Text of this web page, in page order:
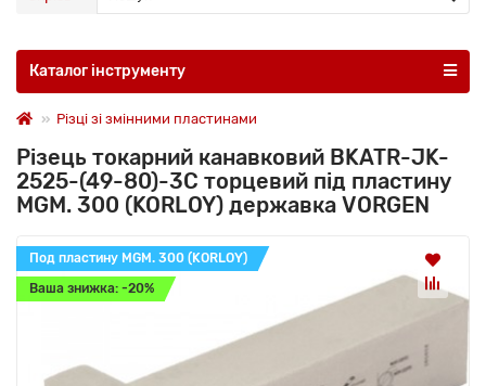
Каталог інструменту
Різці зі змінними пластинами
Різець токарний канавковий BKATR-JK-
2525-(49-80)-3C торцевий під пластину
MGM. 300 (KORLOY) державка VORGEN
Под пластину MGM. 300 (KORLOY)
Ваша знижка: -20%